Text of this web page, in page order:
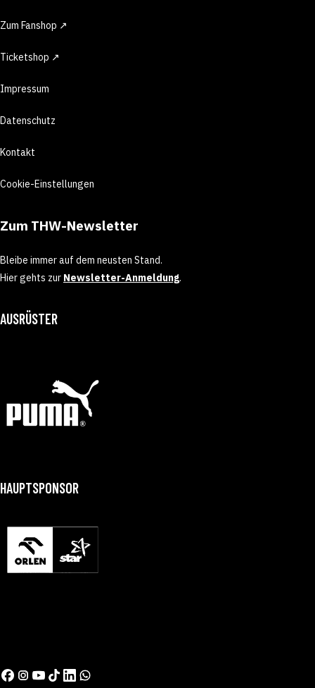
Zum Fanshop ↗
Ticketshop ↗
Impressum
Datenschutz
Kontakt
Cookie-Einstellungen
Zum THW-Newsletter
Bleibe immer auf dem neusten Stand.
Hier gehts zur Newsletter-Anmeldung.
AUSRÜSTER
HAUPTSPONSOR